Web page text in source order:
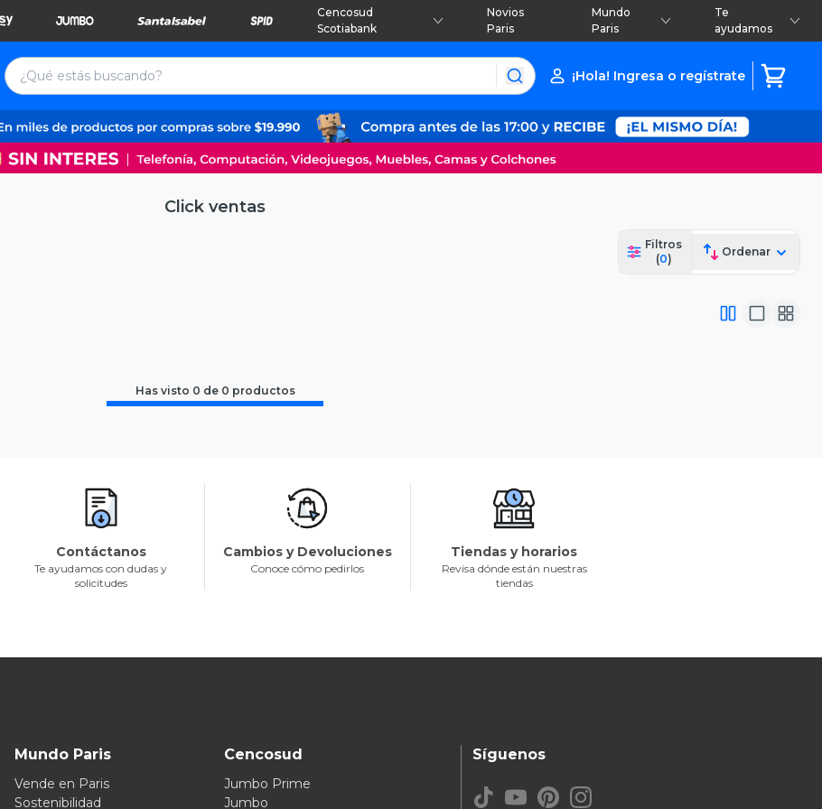
Cencosud
Scotiabank
Novios
Paris
Mundo
Paris
Te
ayudamos
¡Hola! Ingresa o regístrate
Click ventas
Filtros
(0)
Ordenar
Has visto 0 de 0 productos
Contáctanos
Te ayudamos con dudas y
solicitudes
Cambios y Devoluciones
Conoce cómo pedirlos
Tiendas y horarios
Revisa dónde están nuestras
tiendas
Mundo Paris
Vende en Paris
Sostenibilidad
Cencosud
Jumbo Prime
Jumbo
Síguenos